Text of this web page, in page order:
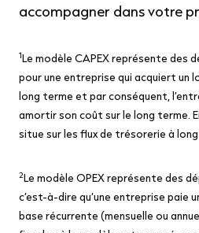
accompagner dans votre
1Le modèle CAPEX représente des
pour une entreprise qui acquiert un
long terme et par conséquent,
amortir son coût sur le long terme.
situe sur les flux de trésorerie à
2Le modèle OPEX représente des
c’est-à-dire qu’une entreprise paie
base récurrente (mensuelle ou